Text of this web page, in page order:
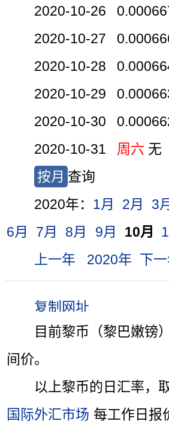
2020-10-26
2020-10-27
2020-10-28
2020-10-29
2020-10-30
2020-10-31 周六 无
按月 查询
2020年： 1月 2月 3月
6月
7月 8月 9月 10月
上一年
2020年 下
目前黎币（黎巴嫩镑
间价。
以上黎币的日汇率，
国际外汇市场 每工作日报